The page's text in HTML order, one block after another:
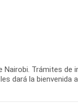
Trámites de
dará la bienvenida